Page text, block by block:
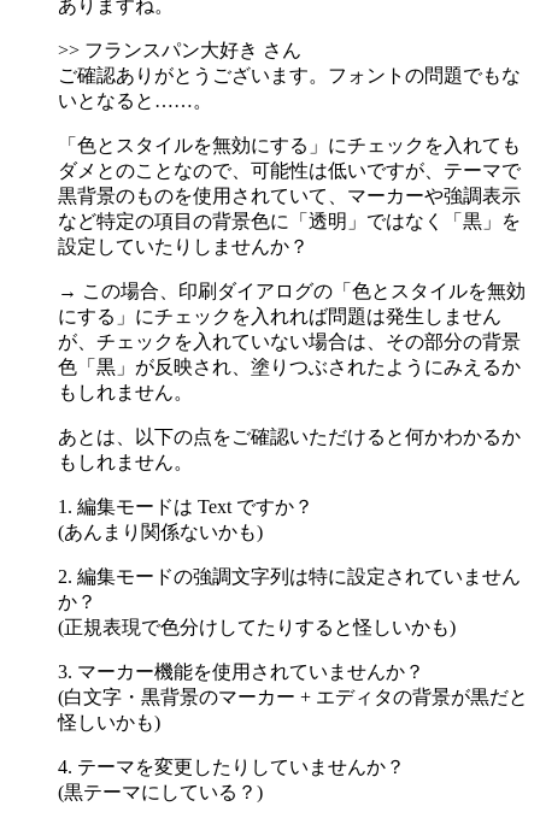
ありますね。
>> フランスパン大好き さん
ご確認ありがとうございます。フォントの問題でもな
いとなると……。
「色とスタイルを無効にする」にチェックを入れても
ダメとのことなので、可能性は低いですが、テーマで
黒背景のものを使用されていて、マーカーや強調表示
など特定の項目の背景色に「透明」ではなく「黒」を
設定していたりしませんか？
→ この場合、印刷ダイアログの「色とスタイルを無効
にする」にチェックを入れれば問題は発生しません
が、チェックを入れていない場合は、その部分の背景
色「黒」が反映され、塗りつぶされたようにみえるか
もしれません。
あとは、以下の点をご確認いただけると何かわかるか
もしれません。
1. 編集モードは Text ですか？
(あんまり関係ないかも)
2. 編集モードの強調文字列は特に設定されていません
か？
(正規表現で色分けしてたりすると怪しいかも)
3. マーカー機能を使用されていませんか？
(白文字・黒背景のマーカー + エディタの背景が黒だと
怪しいかも)
4. テーマを変更したりしていませんか？
(黒テーマにしている？)